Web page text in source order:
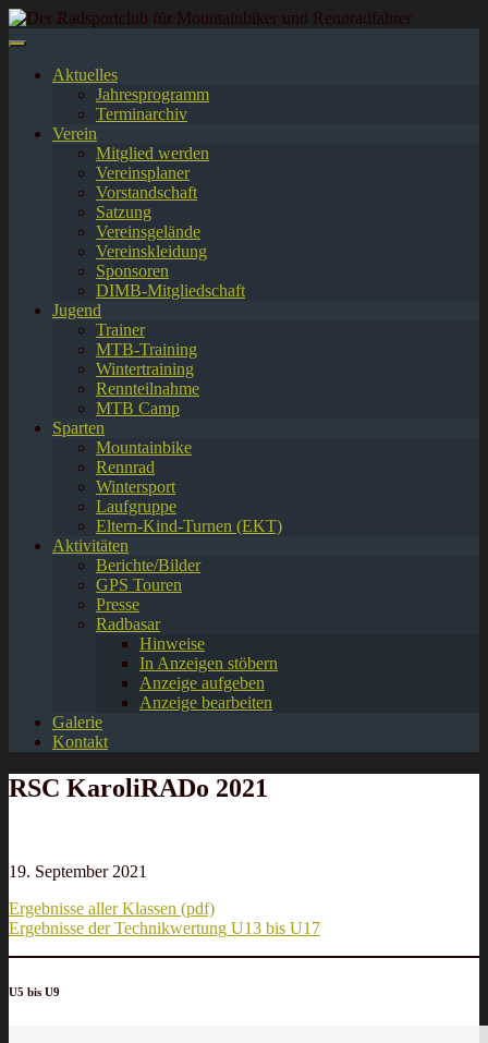
Springe
zum
Aktuelles
Jahresprogramm
Terminarchiv
Verein
Mitglied werden
Vereinsplaner
Vorstandschaft
Satzung
Vereinsgelände
Vereinskleidung
Sponsoren
DIMB-Mitgliedschaft
Jugend
Trainer
MTB-Training
Wintertraining
Rennteilnahme
MTB Camp
Sparten
Mountainbike
Rennrad
Wintersport
Laufgruppe
Eltern-Kind-Turnen (EKT)
Aktivitäten
Berichte/Bilder
GPS Touren
Presse
Radbasar
Hinweise
In Anzeigen stöbern
Anzeige aufgeben
Anzeige bearbeiten
Galerie
Kontakt
RSC KaroliRADo 2021
19. September 2021
Ergebnisse aller Klassen (pdf)
Ergebnisse der Technikwertung U13 bis U17
U5 bis U9